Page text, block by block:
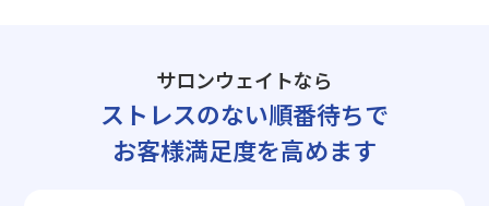
サロンウェイトなら
ストレスのない順番待ちで
お客様満足度を高めます